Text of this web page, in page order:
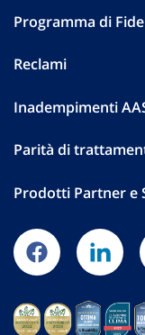
Programma di
Reclami
Inadempimenti
Parità di
Prodotti Partner e